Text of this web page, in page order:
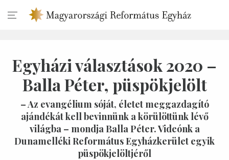
Egyházi választások 2020 –
Balla Péter, püspökjelölt
– Az evangélium sóját, életet meggazdagító
ajándékát kell bevinnünk a körülöttünk lévő
világba – mondja Balla Péter. Videónk a
Dunamelléki Református Egyházkerület egyik
püspökjelöltjéről